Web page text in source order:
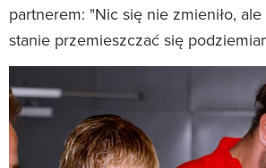
partnerem: "Nic się nie zmieniło,
stanie przemieszczać się